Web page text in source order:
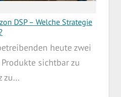
DSP – Welche Strategie
heute zwei
sichtbar zu
zu…